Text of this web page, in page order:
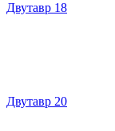
Двутавр 18
Двутавр 20